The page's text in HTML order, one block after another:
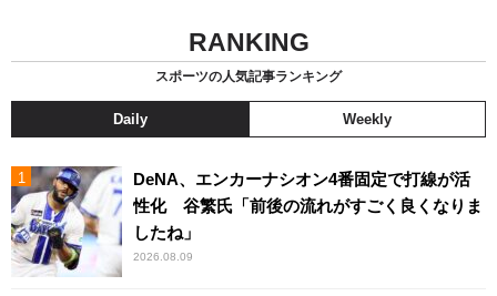
RANKING
スポーツの人気記事ランキング
Daily Weekly
DeNA、エンカーナシオン4番固定で打線が活
性化 谷繁氏「前後の流れがすごく良くなりま
したね」
2026.08.09